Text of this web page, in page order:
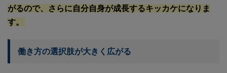
がるので、さらに自分自身が成長するキッカケになりま
す。
働き方の選択肢が大きく広がる